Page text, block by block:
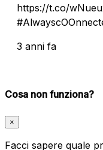
https://t.co/
3 anni fa
Cosa non funziona?
×
Facci sapere quale